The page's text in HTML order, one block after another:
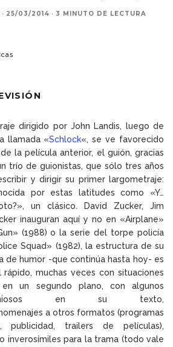
· 25/03/2014 · 3 MINUTO DE LECTURA
dirigido por John Landis, luego de
llamada «Schlock«, se ve favorecido
la película anterior, el guión, gracias
trío de guionistas, que sólo tres años
y dirigir su primer largometraje:
por estas latitudes como «Y…
un clásico. David Zucker, Jim
inauguran aquí y no en «Airplane»
(1988) o la serie del torpe policía
Squad» (1982), la estructura de su
de humor -que continúa hasta hoy- es
muchas veces con situaciones
en un segundo plano, con algunos
en su texto,
a otros formatos (programas
publicidad, trailers de películas),
inverosímiles para la trama (todo vale